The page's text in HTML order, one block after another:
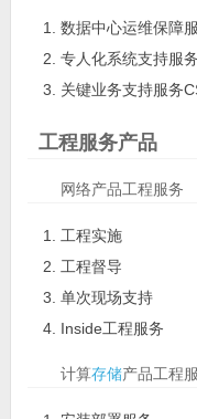
数据中心运维保障
专人化系统支持服
关键业务支持服务
工程服务产品
网络产品工程服务
工程实施
工程督导
单次现场支持
Inside工程服务
计算存储产品工程